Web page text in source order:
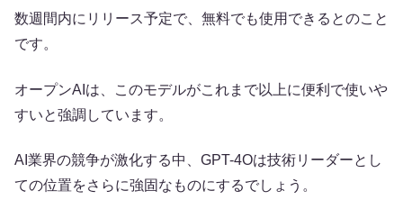
数週間内にリリース予定で、無料でも使用できるとのこと
です。
オープンAIは、このモデルがこれまで以上に便利で使いや
すいと強調しています。
AI業界の競争が激化する中、GPT-4Oは技術リーダーとし
ての位置をさらに強固なものにするでしょう。